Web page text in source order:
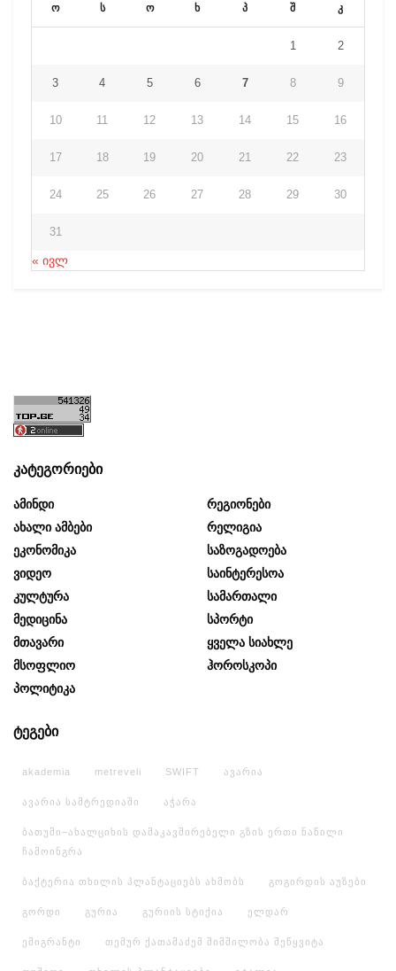
ო ს ო ხ პ შ კ
1 2
3 4 5 6 7 8 9
10 11 12 13 14 15 16
17 18 19 20 21 22 23
24 25 26 27 28 29 30
31
« ივლ
კატეგორიები
Ამინდი
Ახალი Ამბები
Ეკონომიკა
Ვიდეო
Კულტურა
Მედიცინა
Მთავარი
Მსოფლიო
Პოლიტიკა
Რეგიონები
Რელიგია
Საზოგადოება
Საინტერესოა
Სამართალი
Სპორტი
Ყველა Სიახლე
Ჰოროსკოპი
ტეგები
akademia metreveli SWIFT ავარია
ავარია სამტრედიაში აჭარა
ბათუმი–ახალციხის დამაკავშირებელი გზის ერთი ნაწილი
ჩამოინგრა
ბაქტერია თხილის პლანტაციებს ახმობს გოგირდის აუზები
გორდი გურია გურიის სტიქია ელდარ
ემიგრანტი თემურ ქათამაძემ შიმშილობა შეწყვიტა